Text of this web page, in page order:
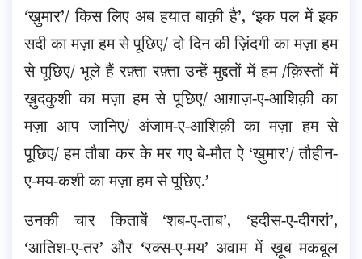
‘ख़ुमार’/ किस लिए अब हयात बाक़ी है’, ‘इक पल में इक
सदी का मज़ा हम से पूछिए/ दो दिन की ज़िंदगी का मज़ा हम
से पूछिए/ भूले हैं रफ़्ता रफ़्ता उन्हें मुद्दतों में हम /क़िस्तों में
ख़ुदकुशी का मज़ा हम से पूछिए/ आग़ाज़-ए-आशिक़ी का
मज़ा आप जानिए/ अंजाम-ए-आशिक़ी का मज़ा हम से
पूछिए/ हम तौबा कर के मर गए बे-मौत ऐ ‘ख़ुमार’/ तौहीन-
ए-मय-कशी का मज़ा हम से पूछिए.’
उनकी चार किताबें ‘शब-ए-ताब’, ‘हदीस-ए-दीगरां’,
‘आतिश-ए-तर’ और ‘रक्स-ए-मय’ अवाम में ख़ूब मकबूल